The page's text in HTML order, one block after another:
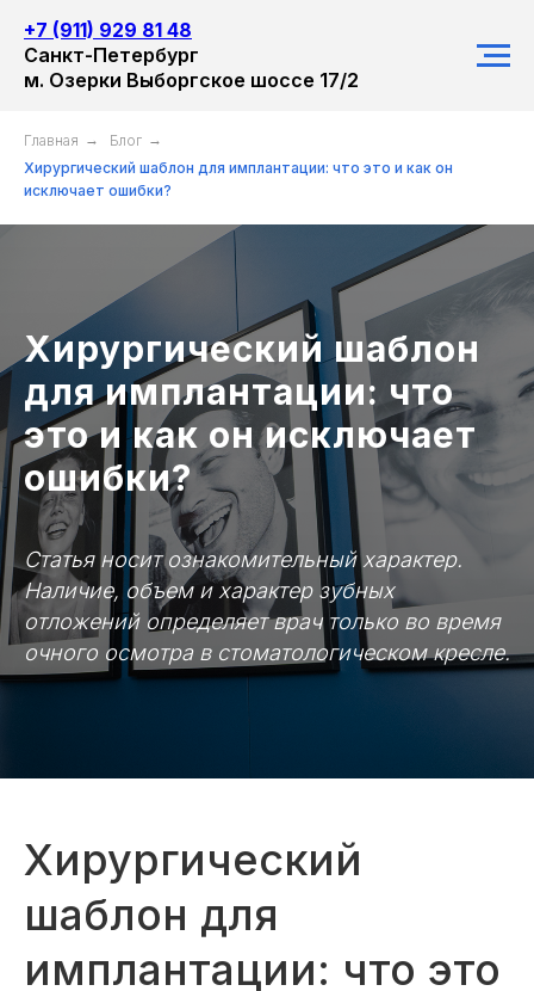
+7 (911) 929 81 48
Санкт-Петербург
м. Озерки Выборгское шоссе 17/2
Главная → Блог →
Хирургический шаблон для имплантации: что это и как он
исключает ошибки?
Хирургический шаблон
для имплантации: что
это и как он исключает
ошибки?
Статья носит ознакомительный характер.
Наличие, объем и характер зубных
отложений определяет врач только во время
очного осмотра в стоматологическом кресле.
Хирургический
шаблон для
имплантации: что это